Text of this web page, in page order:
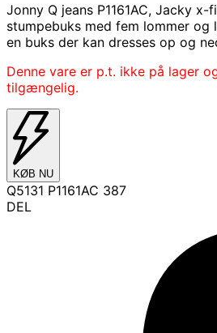
Jonny Q jeans P1161AC, Jacky
stumpebuks med fem lommer og
en buks der kan dresses op og
Denne vare er p.t. ikke på lager
tilgængelig.
KØB NU
Q5131 P1161AC 387
DEL